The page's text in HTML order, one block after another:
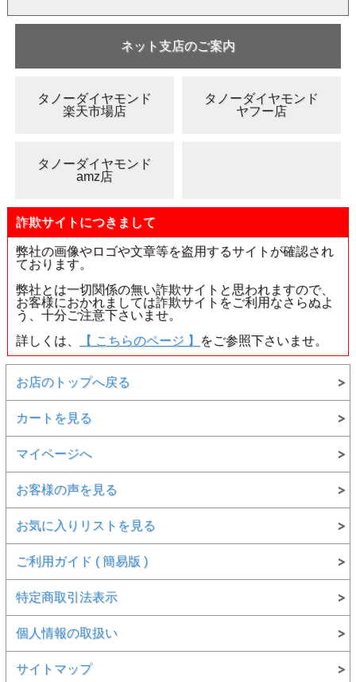
▲裏面画像
ネット支店のご案内
タノーダイヤモンド
楽天市場店
タノーダイヤモンド
ヤフー店
タノーダイヤモンド
amz店
詐欺サイトにつきまして
弊社の画像やロゴや文章等を盗用するサイトが確認され
ております。
弊社とは一切関係の無い詐欺サイトと思われますので、
お客様におかれましては詐欺サイトをご利用なさらぬよ
う、十分ご注意下さいませ。
詳しくは、
【 こちらのページ 】 をご参照下さいませ。
お店のトップへ戻る
カートを見る
マイページへ
お客様の声を見る
お気に入りリストを見る
ご利用ガイド ( 簡易版 )
特定商取引法表示
個人情報の取扱い
サイトマップ